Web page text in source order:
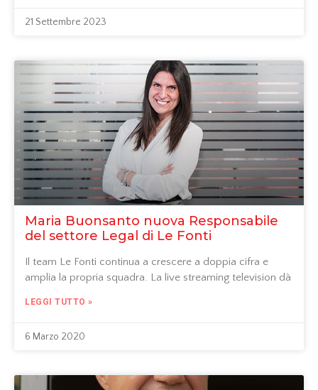
21 Settembre 2023
Maria Buonsanto nuova Responsabile
del settore Legal di Le Fonti
Il team Le Fonti continua a crescere a doppia cifra e
amplia la propria squadra. La live streaming television dà
LEGGI TUTTO »
6 Marzo 2020